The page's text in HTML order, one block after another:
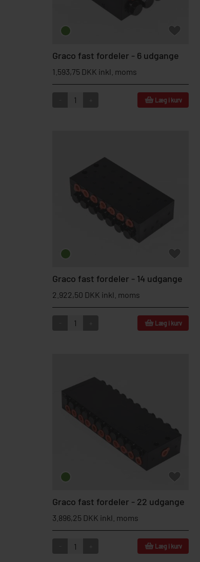
Graco fast fordeler - 6 udgange
1.593,75 DKK inkl. moms
Læg i kurv
Graco fast fordeler - 14 udgange
2.922,50 DKK inkl. moms
Læg i kurv
Graco fast fordeler - 22 udgange
3.896,25 DKK inkl. moms
Læg i kurv